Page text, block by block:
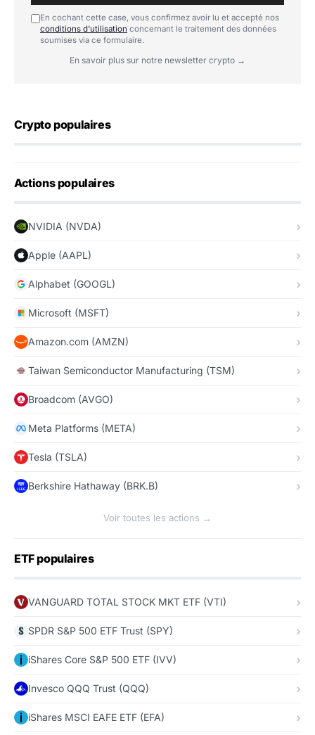
En cochant cette case, vous confirmez avoir lu et accepté nos
conditions d'utilisation concernant le traitement des données
soumises via ce formulaire.
En savoir plus sur notre newsletter crypto →
Crypto populaires
Actions populaires
NVIDIA (NVDA)
Apple (AAPL)
Alphabet (GOOGL)
Microsoft (MSFT)
Amazon.com (AMZN)
Taiwan Semiconductor Manufacturing (TSM)
Broadcom (AVGO)
Meta Platforms (META)
Tesla (TSLA)
Berkshire Hathaway (BRK.B)
Voir toutes les actions →
ETF populaires
VANGUARD TOTAL STOCK MKT ETF (VTI)
SPDR S&P 500 ETF Trust (SPY)
iShares Core S&P 500 ETF (IVV)
Invesco QQQ Trust (QQQ)
iShares MSCI EAFE ETF (EFA)